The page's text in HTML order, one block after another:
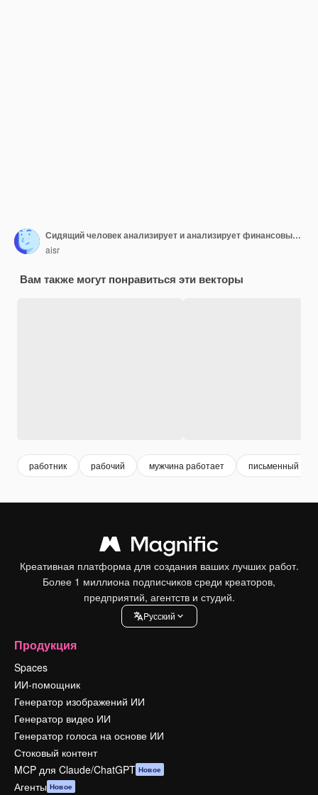
Сидящий человек анализирует и анализирует финансовые или бизнес-планы какой-либо компании. Оставайтесь дома и работайте дистанционно. Картинка украшена графикой, всплывающими окнами.
aisr
Вам также могут понравиться эти векторы
работник рабочий мужчина работает письменный
Креативная платформа для создания ваших лучших работ.
Более 1 миллиона подписчиков среди креаторов,
предприятий, агентств и студий.
Pусский
Продукция
Spaces
ИИ-помощник
Генератор изображений ИИ
Генератор видео ИИ
Генератор голоса на основе ИИ
Стоковый контент
MCP для Claude/ChatGPT Новое
Агенты Новое